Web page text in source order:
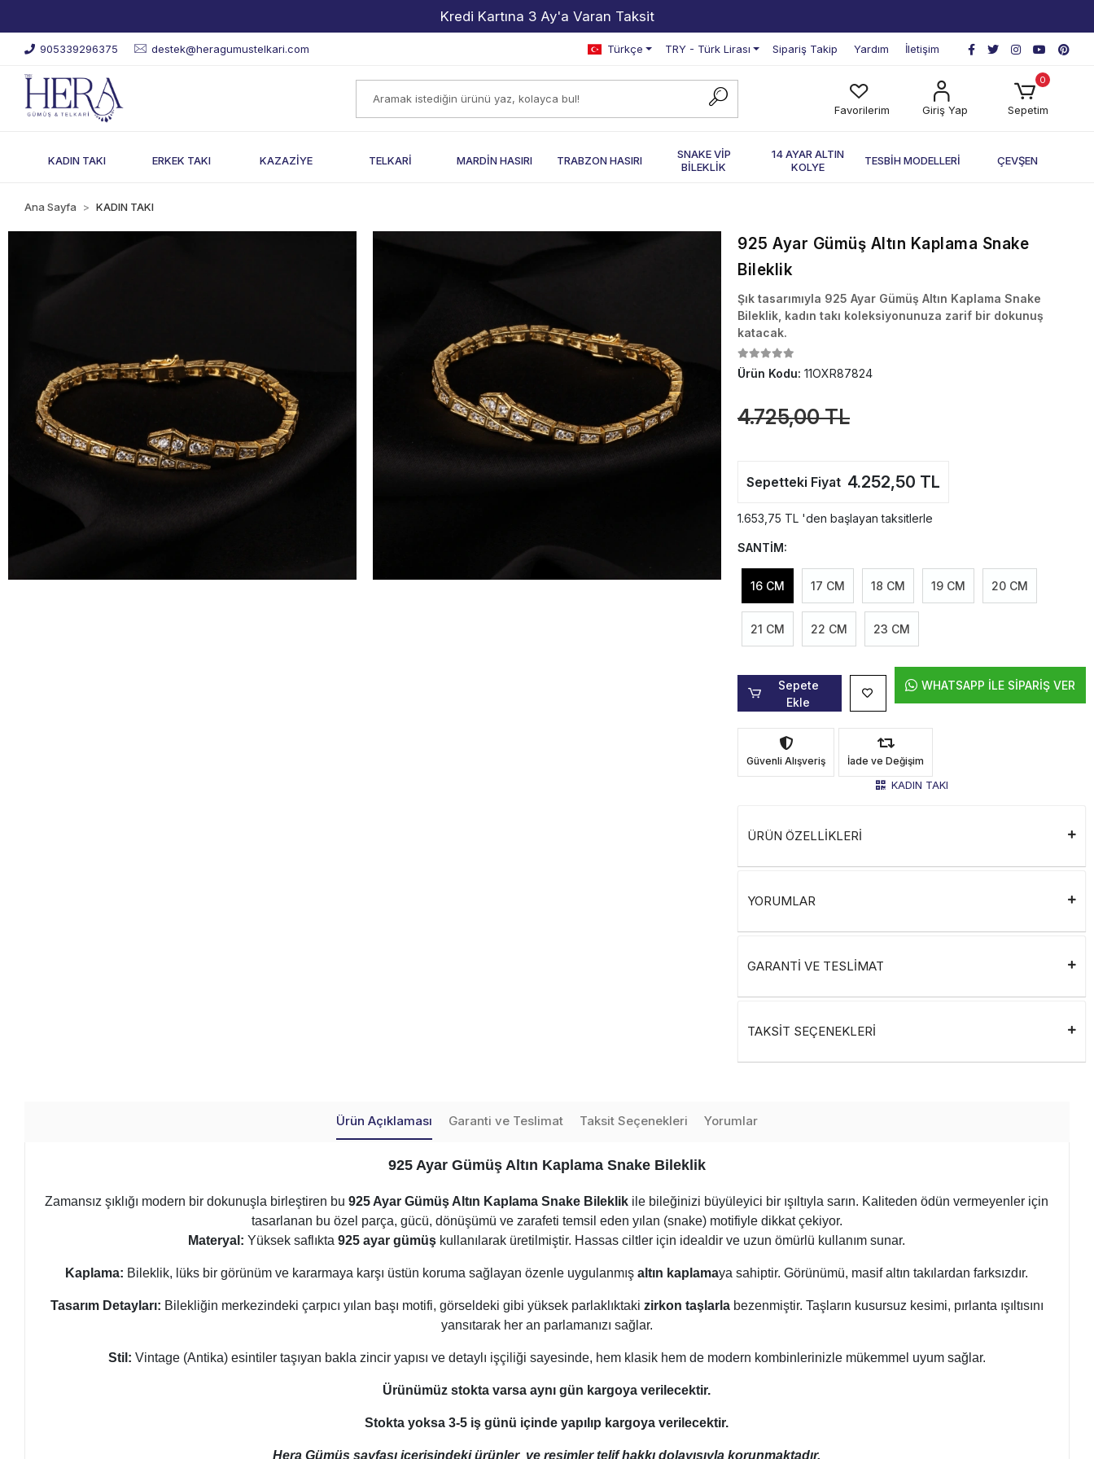
2000 TL ve Üzeri Alışverişlerde Kargo Bedava!
905339296375 destek@heragumustelkari.com Türkçe TRY - Türk Lirası Sipariş Takip Yardım İletişim
Favorilerim Giriş Yap
0
Sepetim
KADIN TAKI ERKEK TAKI KAZAZİYE TELKARİ MARDİN HASIRI TRABZON HASIRI
SNAKE VİP
BİLEKLİK
14 AYAR ALTIN
KOLYE
TESBİH MODELLERİ ÇEVŞEN
Ana Sayfa KADIN TAKI
925 Ayar Gümüş Altın Kaplama Snake
Bileklik
Şık tasarımıyla 925 Ayar Gümüş Altın Kaplama Snake
Bileklik, kadın takı koleksiyonunuza zarif bir dokunuş
katacak.
Ürün Kodu: 11OXR87824
4.725,00 TL
Sepetteki Fiyat 4.252,50 TL
1.653,75 TL 'den başlayan taksitlerle
SANTİM:
16 CM 17 CM 18 CM 19 CM 20 CM
21 CM 22 CM 23 CM
Sepete
Ekle
WHATSAPP İLE SİPARİŞ VER
Güvenli Alışveriş İade ve Değişim
KADIN TAKI
ÜRÜN ÖZELLİKLERİ
YORUMLAR
GARANTİ VE TESLİMAT
TAKSİT SEÇENEKLERİ
Ürün Açıklaması Garanti ve Teslimat Taksit Seçenekleri Yorumlar
925 Ayar Gümüş Altın Kaplama Snake Bileklik
Zamansız şıklığı modern bir dokunuşla birleştiren bu925 Ayar Gümüş Altın Kaplama Snake Bileklik ile bileğinizi büyüleyici bir ışıltıyla sarın. Kaliteden ödün vermeyenler için
tasarlanan bu özel parça, gücü, dönüşümü ve zarafeti temsil eden yılan (snake) motifiyle dikkat çekiyor.
Materyal: Yüksek saflıkta925 ayar gümüş kullanılarak üretilmiştir. Hassas ciltler için idealdir ve uzun ömürlü kullanım sunar.
Kaplama: Bileklik, lüks bir görünüm ve kararmaya karşı üstün koruma sağlayan özenle uygulanmışaltın kaplamaya sahiptir. Görünümü, masif altın takılardan farksızdır.
Tasarım Detayları: Bilekliğin merkezindeki çarpıcı yılan başı motifi, görseldeki gibi yüksek parlaklıktaki zirkon taşlarlabezenmiştir. Taşların kusursuz kesimi, pırlanta ışıltısını
yansıtarak her an parlamanızı sağlar.
Stil: Vintage (Antika) esintiler taşıyan bakla zincir yapısı ve detaylı işçiliği sayesinde, hem klasik hem de modern kombinlerinizle mükemmel uyum sağlar.
Ürünümüz stokta varsa aynı gün kargoya verilecektir.
Stokta yoksa 3-5 iş günü içinde yapılıp kargoya verilecektir.
Hera Gümüş sayfası içerisindeki ürünler ve resimler telif hakkı dolayısıyla korunmaktadır.